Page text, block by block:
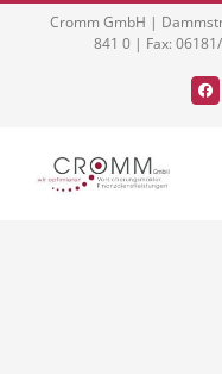
Cromm GmbH |
841 0 | Fax: